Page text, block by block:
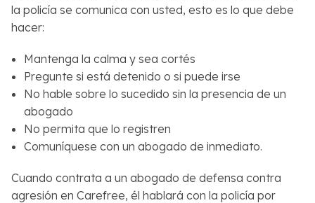
la policía se comunica con usted, esto es lo que debe
hacer:
Mantenga la calma y sea cortés
Pregunte si está detenido o si puede irse
No hable sobre lo sucedido sin la presencia de un
abogado
No permita que lo registren
Comuníquese con un abogado de inmediato.
Cuando contrata a un abogado de defensa contra
agresión en Carefree, él hablará con la policía por